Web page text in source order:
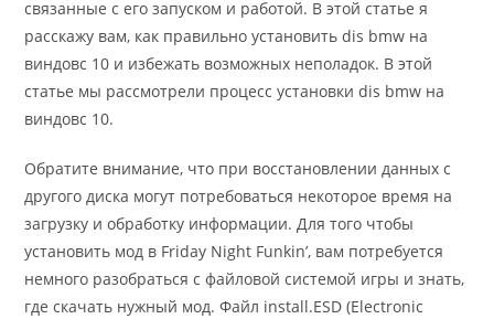
связанные с его запуском и работой. В этой статье я
расскажу вам, как правильно установить dis bmw на
виндовс 10 и избежать возможных неполадок. В этой
статье мы рассмотрели процесс установки dis bmw на
виндовс 10.
Обратите внимание, что при восстановлении данных с
другого диска могут потребоваться некоторое время на
загрузку и обработку информации. Для того чтобы
установить мод в Friday Night Funkin’, вам потребуется
немного разобраться с файловой системой игры и знать,
где скачать нужный мод. Файл install.ESD (Electronic